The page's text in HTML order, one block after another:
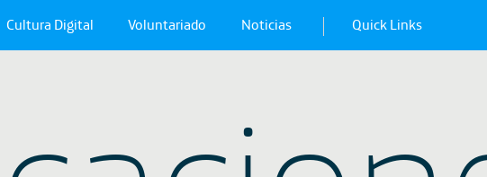
Cultura Digital Voluntariado Noticias Quick Links